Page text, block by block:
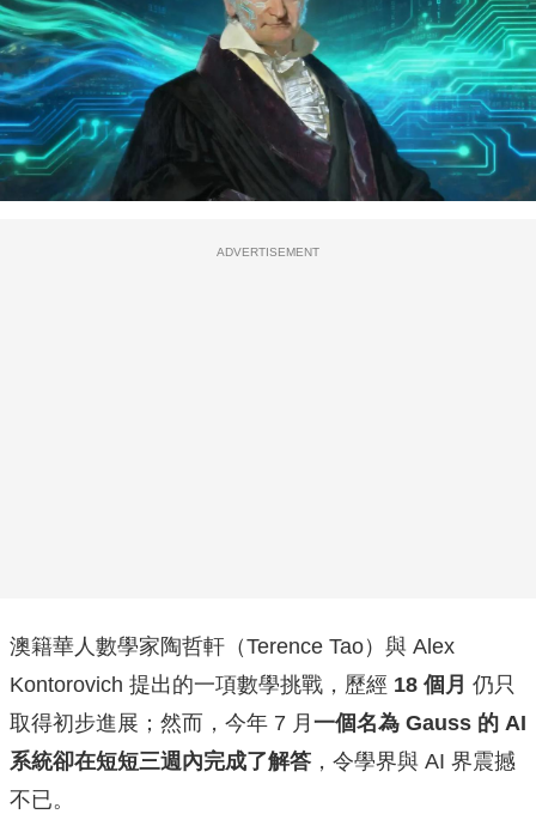
ADVERTISEMENT
澳籍華人數學家陶哲軒（Terence Tao）與 Alex
Kontorovich 提出的一項數學挑戰，歷經 18 個月 仍只
取得初步進展；然而，今年 7 月 一個名為 Gauss 的 AI
系統卻在短短三週內完成了解答 ，令學界與 AI 界震撼
不已。